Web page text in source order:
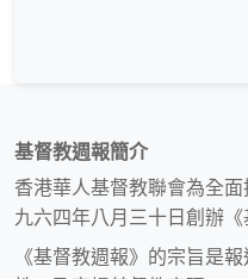
基督教週報簡介
香港華人基督教聯會為全
九六四年八月三十日創辦《
《基督教週報》的宗旨是